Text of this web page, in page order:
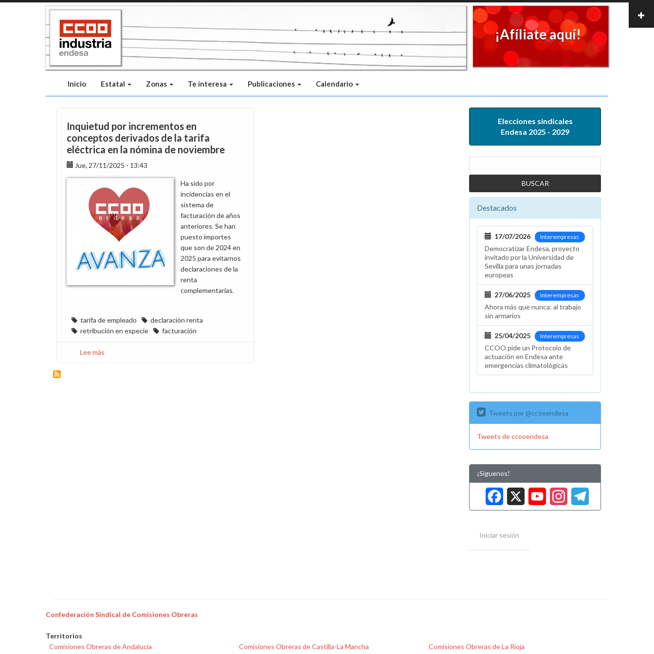
¡Afíliate aquí!
Inicio Estatal Zonas Te interesa Publicaciones Calendario
Inquietud por incrementos en
conceptos derivados de la tarifa
eléctrica en la nómina de noviembre
Jue, 27/11/2025 - 13:43
Ha sido por
incidencias en el
sistema de
facturación de años
anteriores. Se han
puesto importes
que son de 2024 en
2025 para evitarnos
declaraciones de la
renta
complementarias.
tarifa de empleado
declaración renta
retribución en especie
facturación
Lee más
Elecciones sindicales
Endesa 2025 - 2029
Destacados
Interempresas
17/07/2026
Democratizar Endesa, proyecto
invitado por la Universidad de
Sevilla para unas jornadas
europeas
Interempresas
27/06/2025
Ahora más que nunca: al trabajo
sin armarios
Interempresas
25/04/2025
CCOO pide un Protocolo de
actuación en Endesa ante
emergencias climatológicas
Tweets por @ccooendesa
Tweets de ccooendesa
¡Síguenos!
Facebook
XYouTube
Iniciar sesión
Confederación Sindical de Comisiones Obreras
Territorios
Comisiones Obreras de Andalucía
Comisiones Obreras de Castilla-La Mancha
Comisiones Obreras de La Rioja